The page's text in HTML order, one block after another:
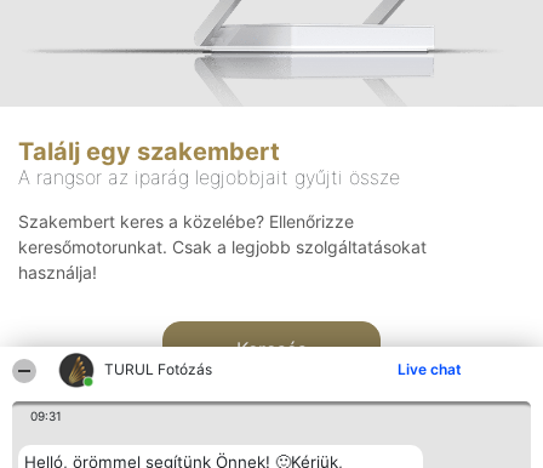
TURUL Fotózás Live chat
09:31
Helló, örömmel segítünk Önnek! 🙂Kérjük,
Találj egy szakembert
A rangsor az iparág legjobbjait gyűjti össze
Szakembert keres a közelébe? Ellenőrizze
keresőmotorunkat. Csak a legjobb szolgáltatásokat
használja!
Keresés